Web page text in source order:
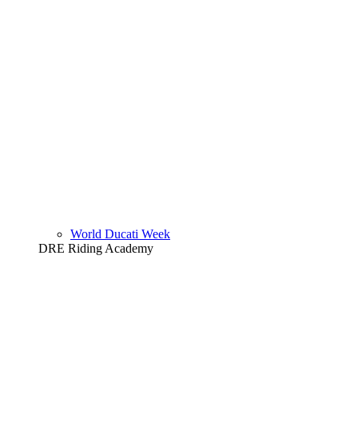
World Ducati Week
DRE Riding Academy